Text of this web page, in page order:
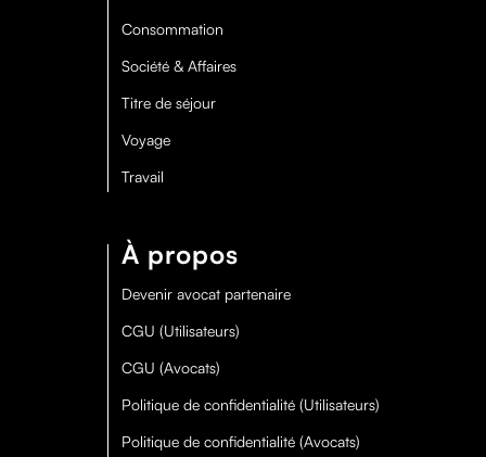
Consommation
Société & Affaires
Titre de séjour
Voyage
Travail
À propos
Devenir avocat partenaire
CGU (Utilisateurs)
CGU (Avocats)
Politique de confidentialité (Utilisateurs)
Politique de confidentialité (Avocats)